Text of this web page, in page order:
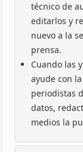
técnico de
editarlos y
nuevo a la
prensa.
Cuando las
ayude con
periodistas
datos,
medios la